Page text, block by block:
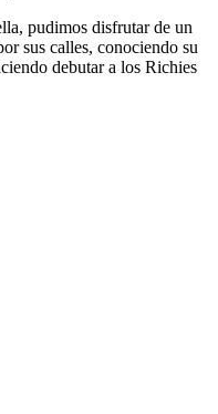
pudimos disfrutar de un
sus calles, conociendo su
debutar a los Richies